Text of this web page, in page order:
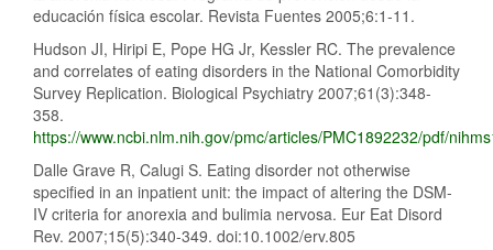
educación física escolar. Revista Fuentes 2005;6:1-11.
Hudson JI, Hiripi E, Pope HG Jr, Kessler RC. The prevalence
and correlates of eating disorders in the National Comorbidity
Survey Replication. Biological Psychiatry 2007;61(3):348-
358.
https://www.ncbi.nlm.nih.gov/pmc/articles/PMC1892232/pdf/
Dalle Grave R, Calugi S. Eating disorder not otherwise
specified in an inpatient unit: the impact of altering the DSM-
IV criteria for anorexia and bulimia nervosa. Eur Eat Disord
Rev. 2007;15(5):340-349. doi:10.1002/erv.805